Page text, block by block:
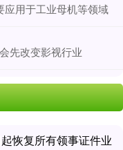
应用于工业母机等领域
先改变影视行业
恢复所有领事证件业